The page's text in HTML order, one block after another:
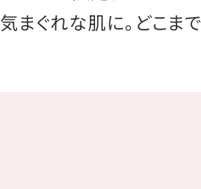
気まぐれな肌に。どこま